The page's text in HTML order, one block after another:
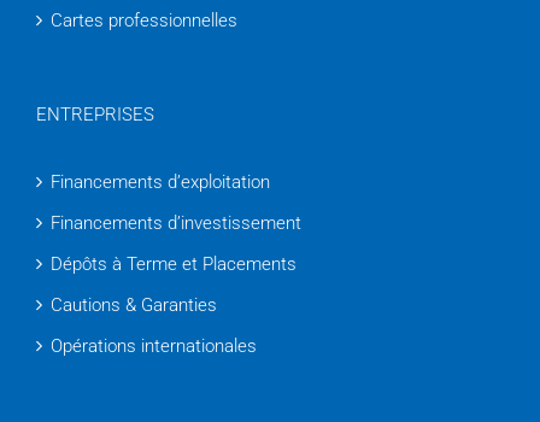
Cartes professionnelles
ENTREPRISES
Financements d’exploitation
Financements d’investissement
Dépôts à Terme et Placements
Cautions & Garanties
Opérations internationales